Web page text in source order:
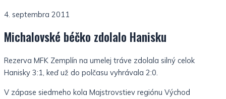
4. septembra 2011
Michalovské béčko zdolalo Hanisku
Rezerva MFK Zemplín na umelej tráve zdolala silný celok
Hanisky 3:1, keď už do polčasu vyhrávala 2:0.
V zápase siedmeho kola Majstrovstiev regiónu Východ